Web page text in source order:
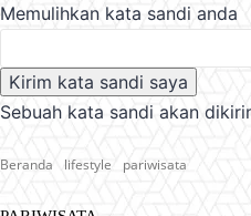
Memulihkan kata sandi anda
Sebuah kata sandi akan
Beranda lifestyle pariwisata